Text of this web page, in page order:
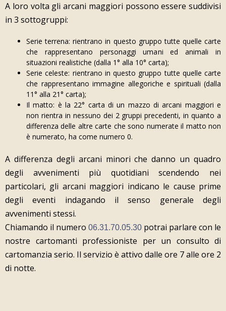
A loro volta gli arcani maggiori possono essere suddivisi
in 3 sottogruppi:
Serie terrena: rientrano in questo gruppo tutte quelle carte
che rappresentano personaggi umani ed animali in
situazioni realistiche (dalla 1° alla 10° carta);
Serie celeste: rientrano in questo gruppo tutte quelle carte
che rappresentano immagine allegoriche e spirituali (dalla
11° alla 21° carta);
Il matto: è la 22° carta di un mazzo di arcani maggiori e
non rientra in nessuno dei 2 gruppi precedenti, in quanto a
differenza delle altre carte che sono numerate il matto non
è numerato, ha come numero 0.
A differenza degli arcani minori che danno un quadro
degli avvenimenti più quotidiani scendendo nei
particolari, gli arcani maggiori indicano le cause prime
degli eventi indagando il senso generale degli
avvenimenti stessi.
Chiamando il numero 06.31.70.05.30 potrai parlare con le
nostre cartomanti professioniste per un consulto di
cartomanzia serio. Il servizio è attivo dalle ore 7 alle ore 2
di notte.